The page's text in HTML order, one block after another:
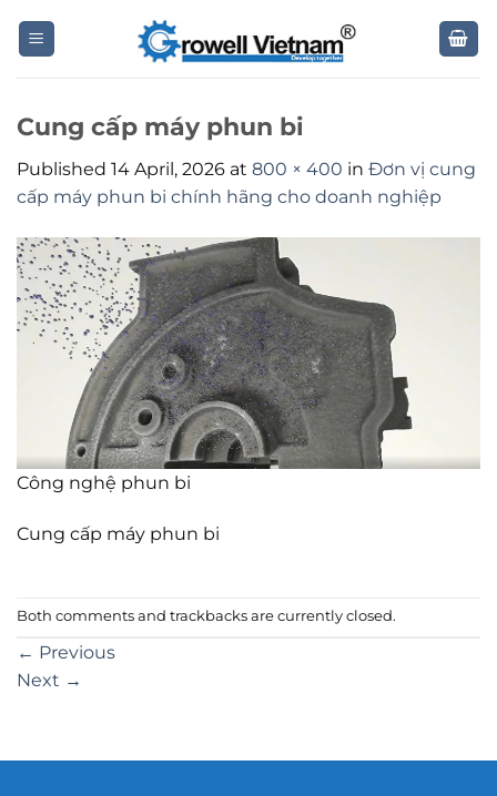
Cung cấp máy phun bi
Published 14 April, 2026 at 800 × 400 in Đơn vị cung
cấp máy phun bi chính hãng cho doanh nghiệp
Công nghệ phun bi
Cung cấp máy phun bi
Both comments and trackbacks are currently closed.
← Previous
Next →